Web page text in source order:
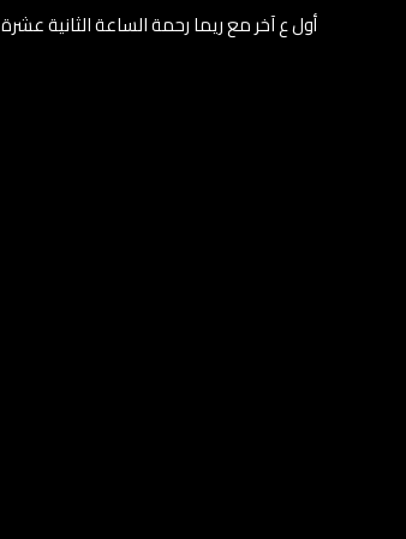
أول ع آخر مع ريما رحمة الساعة الثانية عشرة